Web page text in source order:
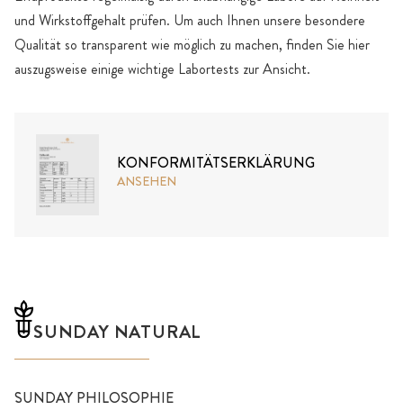
und Wirkstoffgehalt prüfen. Um auch Ihnen unsere besondere
Qualität so transparent wie möglich zu machen, finden Sie hier
auszugsweise einige wichtige Labortests zur Ansicht.
KONFORMITÄTSERKLÄRUNG
ANSEHEN
SUNDAY NATURAL
SUNDAY PHILOSOPHIE